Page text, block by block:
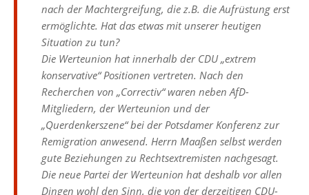
nach der Machtergreifung, die z.B. die Aufrüstung erst
ermöglichte. Hat das etwas mit unserer heutigen
Situation zu tun?
Die Werteunion hat innerhalb der CDU „extrem
konservative“ Positionen vertreten. Nach den
Recherchen von „Correctiv“ waren neben AfD-
Mitgliedern, der Werteunion und der
„Querdenkerszene“ bei der Potsdamer Konferenz zur
Remigration anwesend. Herrn Maaßen selbst werden
gute Beziehungen zu Rechtsextremisten nachgesagt.
Die neue Partei der Werteunion hat deshalb vor allen
Dingen wohl den Sinn, die von der derzeitigen CDU-